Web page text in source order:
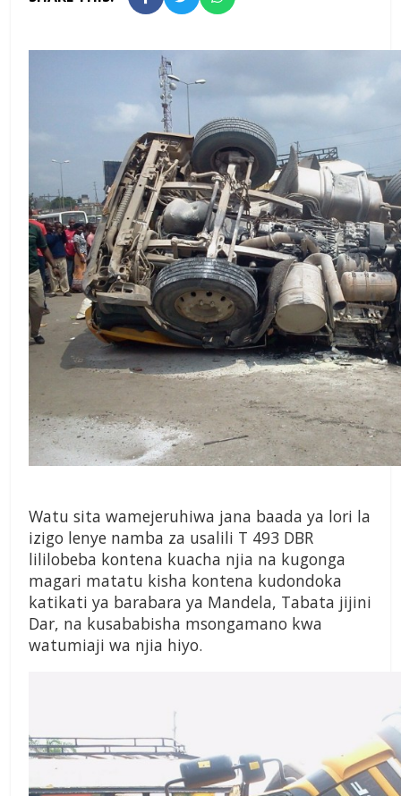
Watu sita wamejeruhiwa jana baada ya lori la
izigo lenye namba za usalili T 493 DBR
lililobeba kontena kuacha njia na kugonga
magari matatu kisha kontena kudondoka
katikati ya barabara ya Mandela, Tabata jijini
Dar, na kusababisha msongamano kwa
watumiaji wa njia hiyo.